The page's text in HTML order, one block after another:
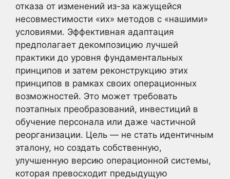
отказа от изменений из-за кажущейся
несовместимости «их» методов с «нашими»
условиями. Эффективная адаптация
предполагает декомпозицию лучшей
практики до уровня фундаментальных
принципов и затем реконструкцию этих
принципов в рамках своих операционных
возможностей. Это может требовать
поэтапных преобразований, инвестиций в
обучение персонала или даже частичной
реорганизации. Цель — не стать идентичным
эталону, но создать собственную,
улучшенную версию операционной системы,
которая превосходит предыдущую